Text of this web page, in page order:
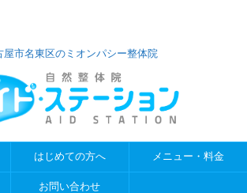
屋市名東区のミオンパシー整体院
はじめての方へ メニュー・料金
お問い合わせ